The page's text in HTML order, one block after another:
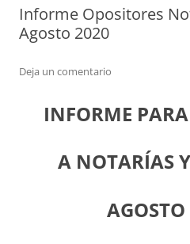
Informe Opositores
Agosto 2020
Deja un comentario
INFORME
A NOTARÍAS